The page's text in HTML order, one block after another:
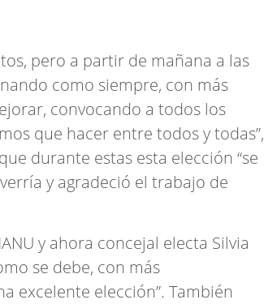
pero a partir de mañana a las
como siempre, con más
convocando a todos los
que hacer entre todos y todas”,
durante estas esta elección “se
y agradeció el trabajo de
y ahora concejal electa Silvia
se debe, con más
excelente elección”. También